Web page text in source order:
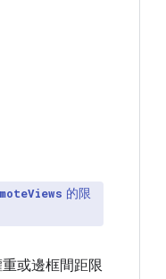
的限
或邊框間距限